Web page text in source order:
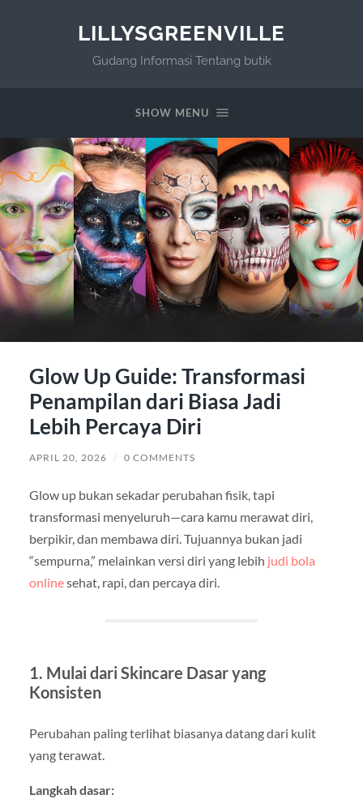
LILLYSGREENVILLE
Gudang Informasi Tentang butik
SHOW MENU
Glow Up Guide: Transformasi
Penampilan dari Biasa Jadi
Lebih Percaya Diri
APRIL 20, 2026 / 0 COMMENTS
Glow up bukan sekadar perubahan fisik, tapi
transformasi menyeluruh—cara kamu merawat diri,
berpikir, dan membawa diri. Tujuannya bukan jadi
“sempurna,” melainkan versi diri yang lebih judi bola
onlinesehat, rapi, dan percaya diri.
1. Mulai dari Skincare Dasar yang
Konsisten
Perubahan paling terlihat biasanya datang dari kulit
yang terawat.
Langkah dasar: